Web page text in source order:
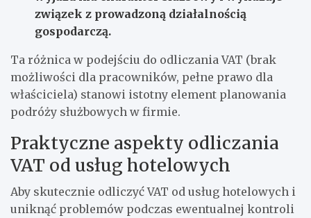
związek z prowadzoną działalnością
gospodarczą.
Ta różnica w podejściu do odliczania VAT (brak
możliwości dla pracowników, pełne prawo dla
właściciela) stanowi istotny element planowania
podróży służbowych w firmie.
Praktyczne aspekty odliczania
VAT od usług hotelowych
Aby skutecznie odliczyć VAT od usług hotelowych i
uniknąć problemów podczas ewentualnej kontroli